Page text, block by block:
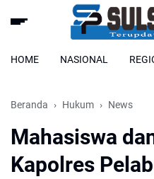
HOME NASIONAL
Beranda Hukum News
Mahasiswa
Kapolres